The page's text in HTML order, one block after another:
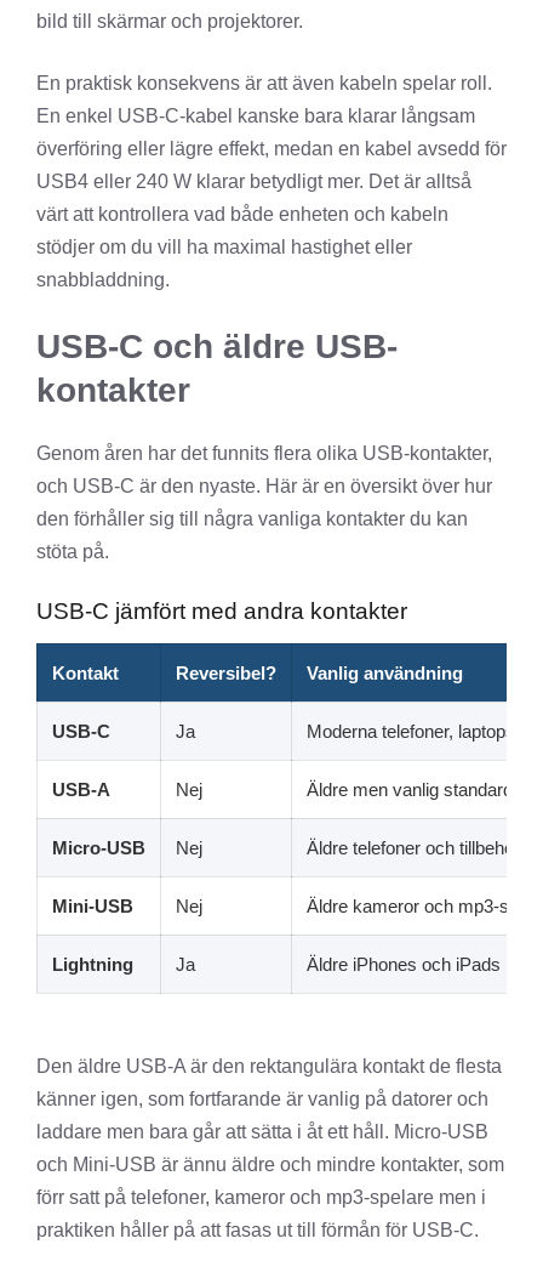
bild till skärmar och projektorer.
En praktisk konsekvens är att även kabeln spelar roll.
En enkel USB-C-kabel kanske bara klarar långsam
överföring eller lägre effekt, medan en kabel avsedd för
USB4 eller 240 W klarar betydligt mer. Det är alltså
värt att kontrollera vad både enheten och kabeln
stödjer om du vill ha maximal hastighet eller
snabbladdning.
USB-C och äldre USB-
kontakter
Genom åren har det funnits flera olika USB-kontakter,
och USB-C är den nyaste. Här är en översikt över hur
den förhåller sig till några vanliga kontakter du kan
stöta på.
USB-C jämfört med andra kontakter
Kontakt Reversibel? Vanlig användning
USB-C Ja Moderna telefoner, laptops
USB-A Nej Äldre men vanlig standard
Micro-USB Nej Äldre telefoner och tillbehör
Mini-USB Nej Äldre kameror och mp3-
Lightning Ja Äldre iPhones och iPads
Den äldre USB-A är den rektangulära kontakt de flesta
känner igen, som fortfarande är vanlig på datorer och
laddare men bara går att sätta i åt ett håll. Micro-USB
och Mini-USB är ännu äldre och mindre kontakter, som
förr satt på telefoner, kameror och mp3-spelare men i
praktiken håller på att fasas ut till förmån för USB-C.